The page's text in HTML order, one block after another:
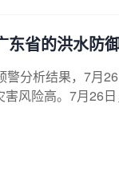
东省的洪水防
分析结果，7月
风险高。7月26